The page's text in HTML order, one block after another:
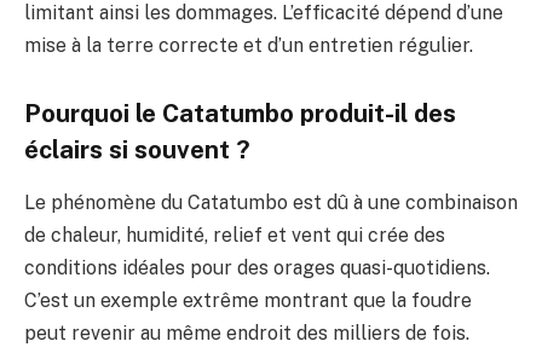
limitant ainsi les dommages. L’efficacité dépend d’une
mise à la terre correcte et d’un entretien régulier.
Pourquoi le Catatumbo produit-il des
éclairs si souvent ?
Le phénomène du Catatumbo est dû à une combinaison
de chaleur, humidité, relief et vent qui crée des
conditions idéales pour des orages quasi-quotidiens.
C’est un exemple extrême montrant que la foudre
peut revenir au même endroit des milliers de fois.